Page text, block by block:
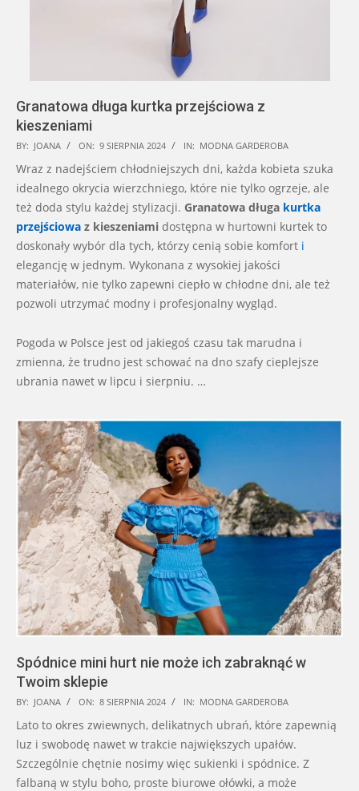
Granatowa długa kurtka przejściowa z
kieszeniami
2024-
08-
09
BY: JOANA ON: 9 SIERPNIA 2024 IN: MODNA GARDEROBA
Wraz z nadejściem chłodniejszych dni, każda kobieta szuka
idealnego okrycia wierzchniego, które nie tylko ogrzeje, ale
też doda stylu każdej stylizacji. Granatowa długa kurtka
przejściowa z kieszeniami dostępna w hurtowni kurtek to
doskonały wybór dla tych, którzy cenią sobie komfort i
elegancję w jednym. Wykonana z wysokiej jakości
materiałów, nie tylko zapewni ciepło w chłodne dni, ale też
pozwoli utrzymać modny i profesjonalny wygląd.
Pogoda w Polsce jest od jakiegoś czasu tak marudna i
zmienna, że trudno jest schować na dno szafy cieplejsze
ubrania nawet w lipcu i sierpniu. …
Spódnice mini hurt nie może ich zabraknąć w
Twoim sklepie
2024-
08-
08
BY: JOANA ON: 8 SIERPNIA 2024 IN: MODNA GARDEROBA
Lato to okres zwiewnych, delikatnych ubrań, które zapewnią
luz i swobodę nawet w trakcie największych upałów.
Szczególnie chętnie nosimy więc sukienki i spódnice. Z
falbaną w stylu boho, proste biurowe ołówki, a może